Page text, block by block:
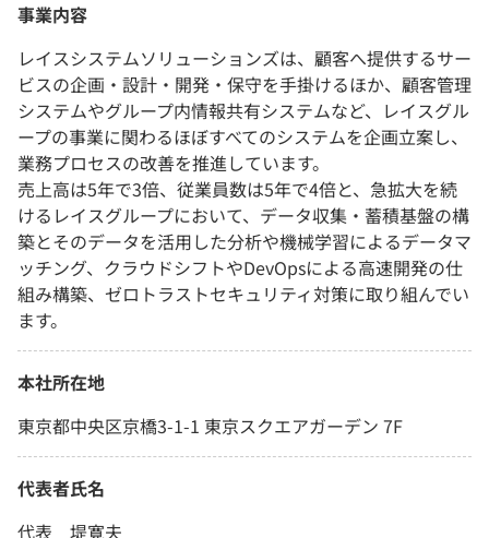
事業内容
レイスシステムソリューションズは、顧客へ提供するサー
ビスの企画・設計・開発・保守を手掛けるほか、顧客管理
システムやグループ内情報共有システムなど、レイスグル
ープの事業に関わるほぼすべてのシステムを企画立案し、
業務プロセスの改善を推進しています。
売上高は5年で3倍、従業員数は5年で4倍と、急拡大を続
けるレイスグループにおいて、データ収集・蓄積基盤の構
築とそのデータを活用した分析や機械学習によるデータマ
ッチング、クラウドシフトやDevOpsによる高速開発の仕
組み構築、ゼロトラストセキュリティ対策に取り組んでい
ます。
本社所在地
東京都中央区京橋3-1-1 東京スクエアガーデン 7F
代表者氏名
代表 堤寛夫